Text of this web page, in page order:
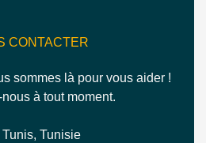
CONTACTER
sommes là pour vous aider !
à tout moment.
Tunis, Tunisie